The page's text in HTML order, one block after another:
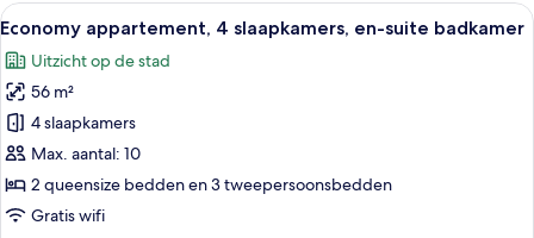
slaapkamers,
suite
badkamer
Alle
foto's
voor
Economy
appartement,
4
slaapkamers,
en-
Een bed met een geel frame, blauw
6
Economy appartement, 4 slaapkamers, en-suite badkamer
Uitzicht op de stad
56 m²
4 slaapkamers
Max. aantal: 10
2 queensize bedden en 3 tweepersoonsbedden
Gratis wifi